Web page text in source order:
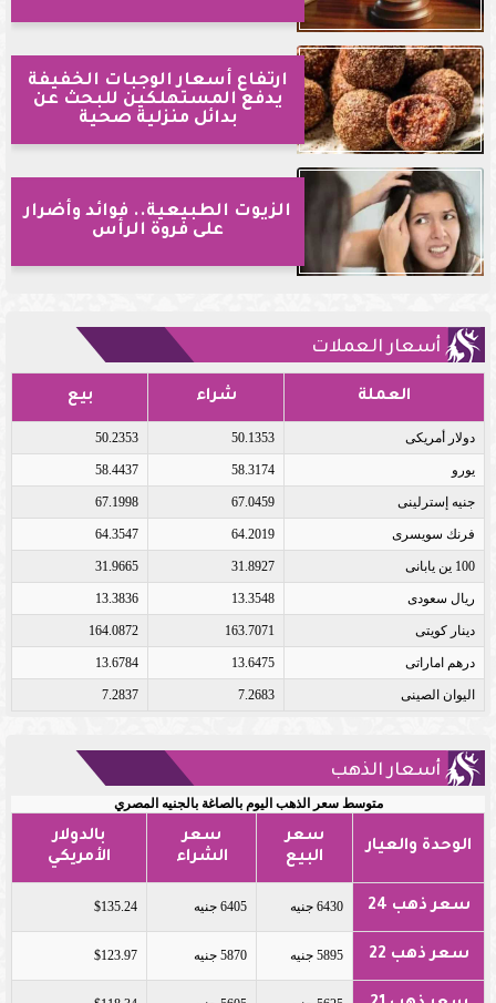
ارتفاع أسعار الوجبات الخفيفة
يدفع المستهلكين للبحث عن
بدائل منزلية صحية
الزيوت الطبيعية.. فوائد وأضرار
على فروة الرأس
أسعار العملات
العملة شراء بيع
دولار أمريكى 50.1353
50.2353
يورو 58.3174
58.4437
جنيه إسترلينى 67.0459
67.1998
فرنك سويسرى 64.2019
64.3547
100 ين يابانى 31.8927
31.9665
ريال سعودى 13.3548
13.3836
دينار كويتى 163.7071
164.0872
درهم اماراتى 13.6475
13.6784
اليوان الصينى 7.2683
7.2837
أسعار الذهب
متوسط سعر الذهب اليوم بالصاغة بالجنيه المصري
الوحدة والعيار
سعر
البيع
سعر
الشراء
بالدولار
الأمريكي
سعر ذهب 24 6430 جنيه 6405 جنيه $135.24
سعر ذهب 22 5895 جنيه 5870 جنيه $123.97